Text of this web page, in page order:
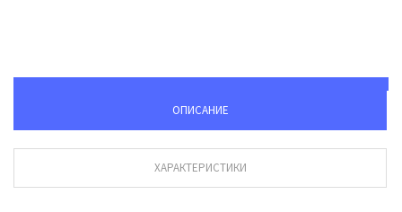
ОПИСАНИЕ
ХАРАКТЕРИСТИКИ